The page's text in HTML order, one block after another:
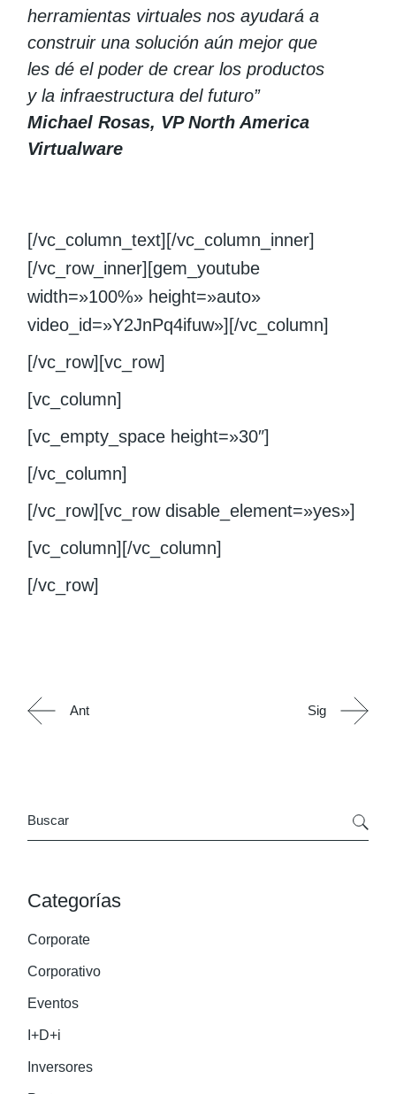
herramientas virtuales nos ayudará a
construir una solución aún mejor que
les dé el poder de crear los productos
y la infraestructura del futuro”
Michael Rosas, VP North America
Virtualware
[/vc_column_text][/vc_column_inner]
[/vc_row_inner][gem_youtube
width=»100%» height=»auto»
video_id=»Y2JnPq4ifuw»][/vc_column]
[/vc_row][vc_row]
[vc_column]
[vc_empty_space height=»30″]
[/vc_column]
[/vc_row][vc_row disable_element=»yes»]
[vc_column][/vc_column]
[/vc_row]
Ant Sig
Search
Categorías
Corporate
Corporativo
Eventos
I+D+i
Inversores